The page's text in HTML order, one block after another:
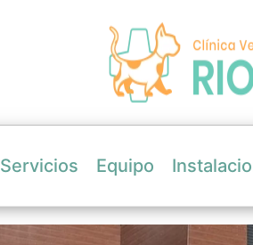
Servicios Equipo